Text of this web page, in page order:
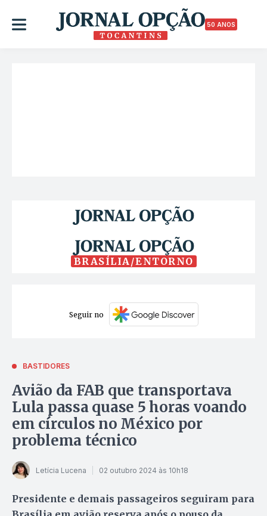
50 ANOS
BRASÍLIA/ENTORNO
Seguir no
BASTIDORES
Avião da FAB que transportava
Lula passa quase 5 horas voando
em círculos no México por
problema técnico
Letícia Lucena 02 outubro 2024 às 10h18
Presidente e demais passageiros seguiram para